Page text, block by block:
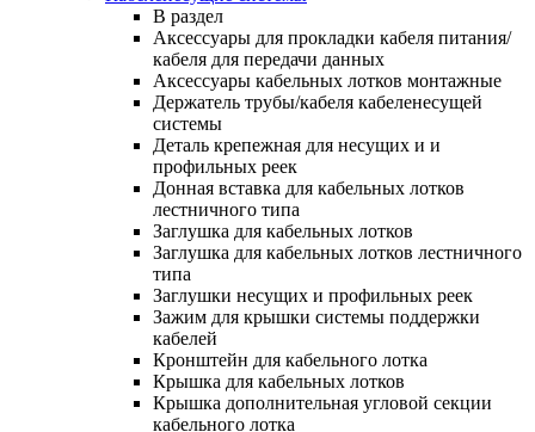
В раздел
Аксессуары для прокладки кабеля питания/
кабеля для передачи данных
Аксессуары кабельных лотков монтажные
Держатель трубы/кабеля кабеленесущей
системы
Деталь крепежная для несущих и и
профильных реек
Донная вставка для кабельных лотков
лестничного типа
Заглушка для кабельных лотков
Заглушка для кабельных лотков лестничного
типа
Заглушки несущих и профильных реек
Зажим для крышки системы поддержки
кабелей
Кронштейн для кабельного лотка
Крышка для кабельных лотков
Крышка дополнительная угловой секции
кабельного лотка